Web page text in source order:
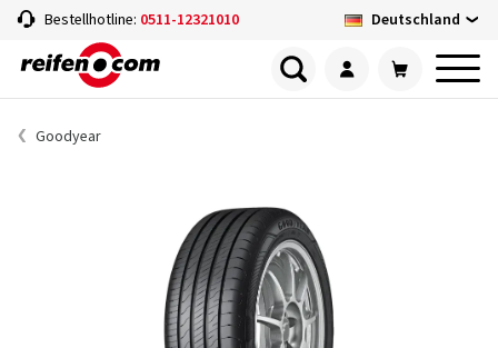
Bestellhotline: 0511-12321010 Deutschland
Goodyear